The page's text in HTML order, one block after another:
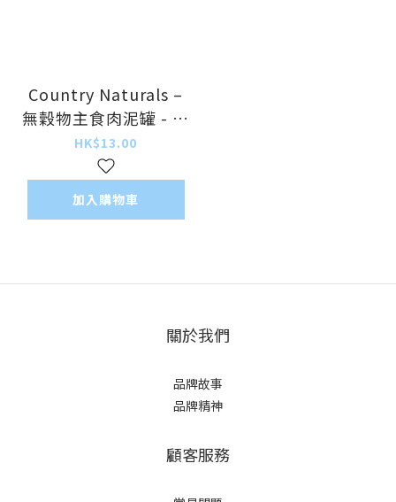
Country Naturals –
無穀物主食肉泥罐 - 走
地雞配方 Chicken
Entree (橙) 80g
HK$13.00
加入購物車
關於我們
品牌故事
品牌精神
顧客服務